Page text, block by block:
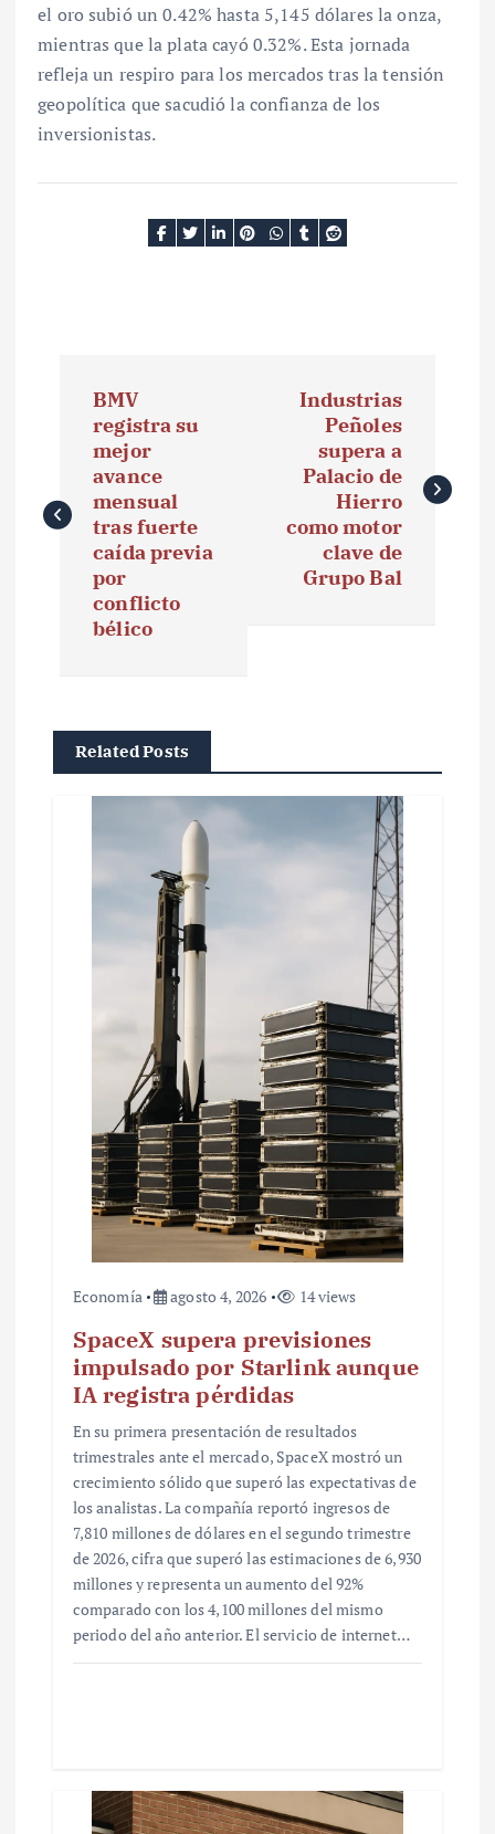
el oro subió un 0.42% hasta 5,145 dólares la onza,
mientras que la plata cayó 0.32%. Esta jornada
refleja un respiro para los mercados tras la tensión
geopolítica que sacudió la confianza de los
inversionistas.
e
ó
n
BMV
registra su
mejor
avance
mensual
tras fuerte
caída previa
por
conflicto
bélico
Industrias
Peñoles
supera a
Palacio de
Hierro
como motor
clave de
Grupo Bal
Related Posts
Economía agosto 4, 2026 14 views
SpaceX supera previsiones
impulsado por Starlink aunque
IA registra pérdidas
En su primera presentación de resultados
trimestrales ante el mercado, SpaceX mostró un
crecimiento sólido que superó las expectativas de
los analistas. La compañía reportó ingresos de
7,810 millones de dólares en el segundo trimestre
de 2026, cifra que superó las estimaciones de 6,930
millones y representa un aumento del 92%
comparado con los 4,100 millones del mismo
periodo del año anterior. El servicio de internet…